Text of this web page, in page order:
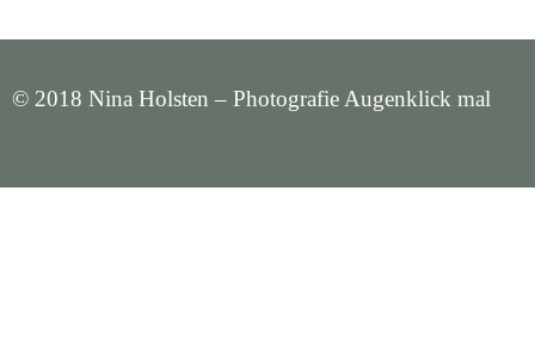
© 2018 Nina Holsten – Photografie Augenklick mal